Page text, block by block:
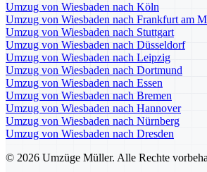
Umzug von Wiesbaden nach Köln
Umzug von Wiesbaden nach Frankfurt am
Umzug von Wiesbaden nach Stuttgart
Umzug von Wiesbaden nach Düsseldorf
Umzug von Wiesbaden nach Leipzig
Umzug von Wiesbaden nach Dortmund
Umzug von Wiesbaden nach Essen
Umzug von Wiesbaden nach Bremen
Umzug von Wiesbaden nach Hannover
Umzug von Wiesbaden nach Nürnberg
Umzug von Wiesbaden nach Dresden
© 2026 Umzüge Müller. Alle Rechte